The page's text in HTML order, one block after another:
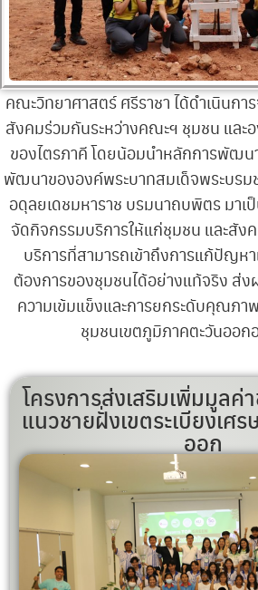
คณะวิทยาศาสตร์ ศรีราชา ได้ดำเนินก
สังคมร่วมกันระหว่างคณะฯ ชุมชน และ
ของไตรภาคี โดยน้อมนำหลักการพัฒนา
พัฒนาขององค์พระบาทสมเด็จพระบร
อดุลยเดชมหาราช บรมนาถบพิตร มาเ
จัดกิจกรรมบริการให้แก่ชุมชน และสัง
บริการที่สามารถเข้าถึงการแก้ปัญห
ต้องการของชุมชนได้อย่างแท้จริง ส่ง
ความเข้มแข็งและการยกระดับคุณภา
ชุมชนเขตภูมิภาคตะวันออก
โครงการส่งเสริมเพิ่มมูลค่า
แนวชายฝั่งเขตระเบียงเศ
ออก